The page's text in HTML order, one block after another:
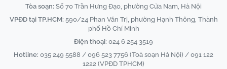
Tòa soạn: Số 70 Trần Hưng Đạo, phường Cửa Nam, Hà Nội
VPĐD tại TP.HCM: 590/24 Phan Văn Trị, phường Hạnh Thông, Thành
phố Hồ Chí Minh
Điện thoại: 024 6 254 3519
Hotline: 035 249 5588 / 096 523 7756 (Toà soạn Hà Nội) / 091 122
1222 (VPĐD TPHCM)